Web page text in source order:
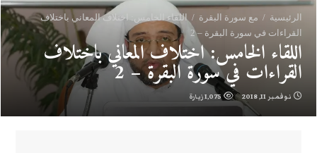
الرئيسية / مع سورة البقرة / اللقاء الخامس: اختلاف المعاني باختلاف
القراءات في سورة البقرة – 2
اللقاء الخامس: اختلاف المعاني باختلاف
القراءات في سورة البقرة – 2
نوفمبر 11, 2018 1,075 زيارة